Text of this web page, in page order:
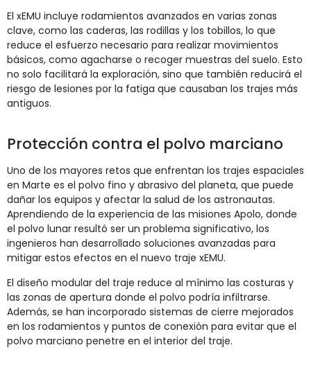
El xEMU incluye rodamientos avanzados en varias zonas
clave, como las caderas, las rodillas y los tobillos, lo que
reduce el esfuerzo necesario para realizar movimientos
básicos, como agacharse o recoger muestras del suelo. Esto
no solo facilitará la exploración, sino que también reducirá el
riesgo de lesiones por la fatiga que causaban los trajes más
antiguos​.
Protección contra el polvo marciano
Uno de los mayores retos que enfrentan los trajes espaciales
en Marte es el polvo fino y abrasivo del planeta, que puede
dañar los equipos y afectar la salud de los astronautas.
Aprendiendo de la experiencia de las misiones Apolo, donde
el polvo lunar resultó ser un problema significativo, los
ingenieros han desarrollado soluciones avanzadas para
mitigar estos efectos en el nuevo traje xEMU.
El diseño modular del traje reduce al mínimo las costuras y
las zonas de apertura donde el polvo podría infiltrarse.
Además, se han incorporado sistemas de cierre mejorados
en los rodamientos y puntos de conexión para evitar que el
polvo marciano penetre en el interior del traje.